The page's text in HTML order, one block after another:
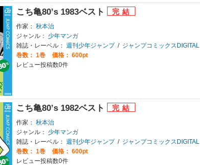
こち亀80’s 1983ベスト
作家： 秋本治
ジャンル：
少年マンガ
雑誌・レーベル： 週刊少年ジャンプ / ジャンプコミックスDIGITAL
巻数： 1巻
価格： 600pt
レビュー投稿数0件
こち亀80’s 1982ベスト
作家： 秋本治
ジャンル：
少年マンガ
雑誌・レーベル： 週刊少年ジャンプ / ジャンプコミックスDIGITAL
巻数： 1巻
価格： 600pt
レビュー投稿数0件